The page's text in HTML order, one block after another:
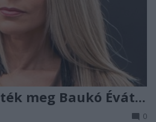
meg Baukó Évát...
0